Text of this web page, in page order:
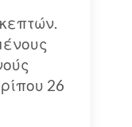
26